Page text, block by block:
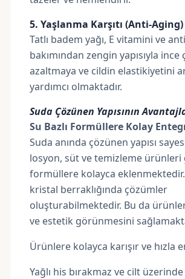
5. Yaşlanma Karşıtı (Anti-
Tatlı badem yağı, E vitamini ve
bakımından zengin yapısıyla ince
azaltmaya ve cildin elastikiyetini
yardımcı olmaktadır.
Suda Çözünen Yapısının
Su Bazlı Formüllere Kolay
Suda anında çözünen yapısı
losyon, süt ve temizleme ürünleri
formüllere kolayca
kristal berraklığında çözümler
oluşturabilmektedir. Bu da
ve estetik görünmesini
Ürünlere kolayca karışır ve hızla
Yağlı his bırakmaz ve cilt